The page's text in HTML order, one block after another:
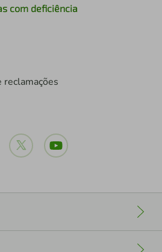
com deficiência
reclamações